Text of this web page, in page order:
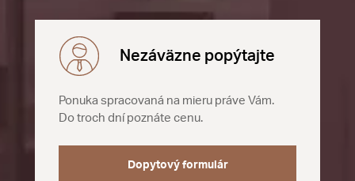
Nezáväzne popýtajte
Ponuka spracovaná na mieru práve Vám.
Do troch dní poznáte cenu.
Dopytový formulár